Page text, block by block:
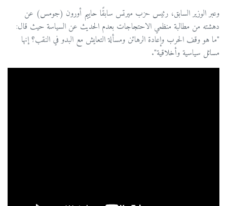
وعبر الوزير السابق، رئيس حزب ميرتس سابقًا حاييم أورون (جومس) عن
دهشته من مطالبة منظمي الاحتجاجات بعدم الحديث عن السياسة حيث قال:
"ما هو وقف الحرب وإعادة الرهائن ومسألة التعايش مع البدو في النقب؟ إنها
مسائل سياسية وأخلاقية".